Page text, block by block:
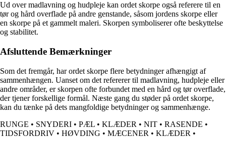
Ud over madlavning og hudpleje kan ordet skorpe også referere til en
tør og hård overflade på andre genstande, såsom jordens skorpe eller
en skorpe på et gammelt maleri. Skorpen symboliserer ofte beskyttelse
og stabilitet.
Afsluttende Bemærkninger
Som det fremgår, har ordet skorpe flere betydninger afhængigt af
sammenhængen. Uanset om det refererer til madlavning, hudpleje eller
andre områder, er skorpen ofte forbundet med en hård og tør overflade,
der tjener forskellige formål. Næste gang du støder på ordet skorpe,
kan du tænke på dets mangfoldige betydninger og sammenhænge.
RUNGE • SNYDERI • PÆL • KLÆDER • NIT • RASENDE •
TIDSFORDRIV • HØVDING • MÆCENER • KLÆDER •